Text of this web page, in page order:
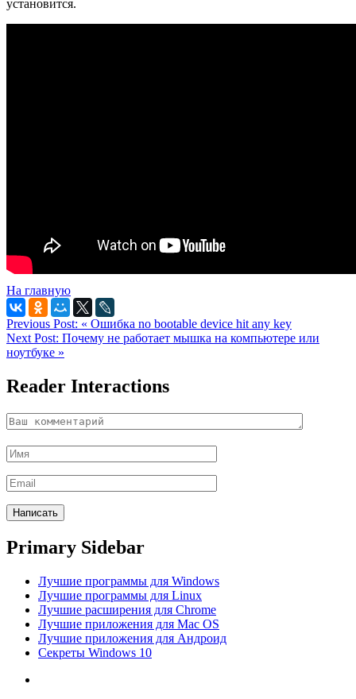
установится.
На главную
Previous Post: « Ошибка no bootable device hit any key
Next Post: Почему не работает мышка на компьютере или
ноутбуке »
Reader Interactions
Primary Sidebar
Лучшие программы для Windows
Лучшие программы для Linux
Лучшие расширения для Chrome
Лучшие приложения для Mac OS
Лучшие приложения для Андроид
Секреты Windows 10